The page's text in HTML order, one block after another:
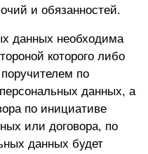
и обязанностей.
данных необходима
которого либо
по
данных, а
по инициативе
или договора, по
данных будет